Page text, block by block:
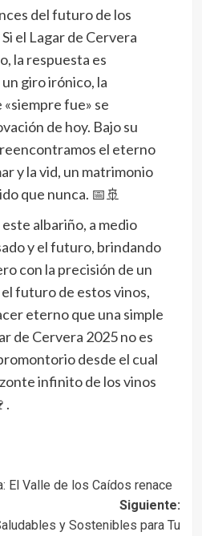
del futuro de los
el Lagar de Cervera
la respuesta es
giro irónico, la
fue» se
de hoy. Bajo su
el eterno
y la vid, un matrimonio
que nunca. 📅🚢
albariño, a medio
y el futuro, brindando
con la precisión de un
futuro de estos vinos,
eterno que una simple
de Cervera 2025 no es
desde el cual
infinito de los vinos
El Valle de los Caídos renace
Siguiente:
y Sostenibles para Tu